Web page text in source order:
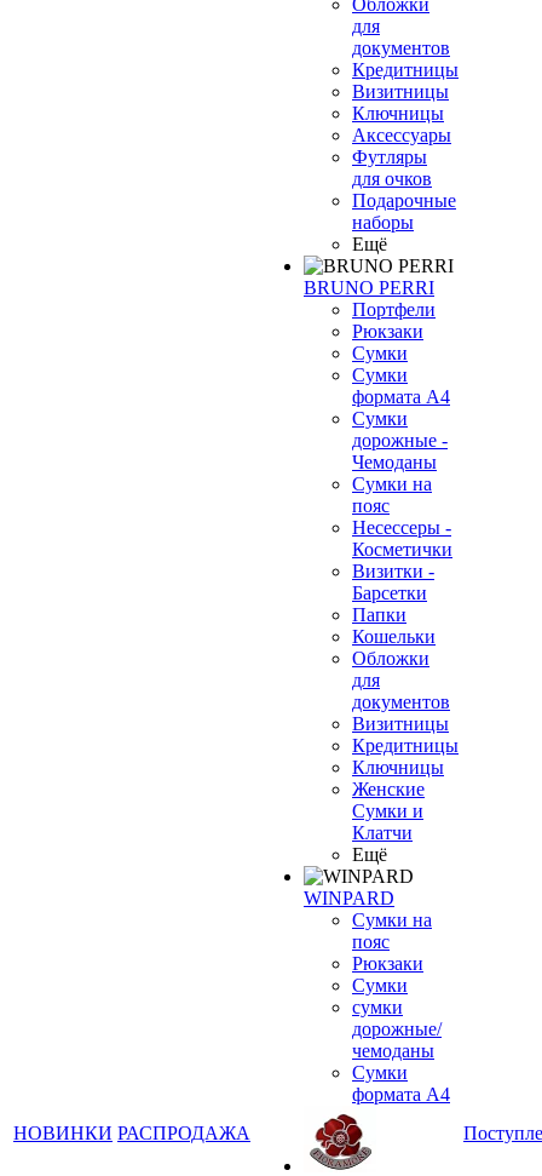
НОВИНКИ РАСПРОДАЖА
Обложки
для
документов
Кредитницы
Визитницы
Ключницы
Аксессуары
Футляры
для очков
Подарочные
наборы
Ещё
BRUNO PERRI
Портфели
Рюкзаки
Сумки
Сумки
формата А4
Сумки
дорожные -
Чемоданы
Сумки на
пояс
Несессеры -
Косметички
Визитки -
Барсетки
Папки
Кошельки
Обложки
для
документов
Визитницы
Кредитницы
Ключницы
Женские
Сумки и
Клатчи
Ещё
WINPARD
Сумки на
пояс
Рюкзаки
Сумки
сумки
дорожные/
чемоданы
Сумки
формата А4